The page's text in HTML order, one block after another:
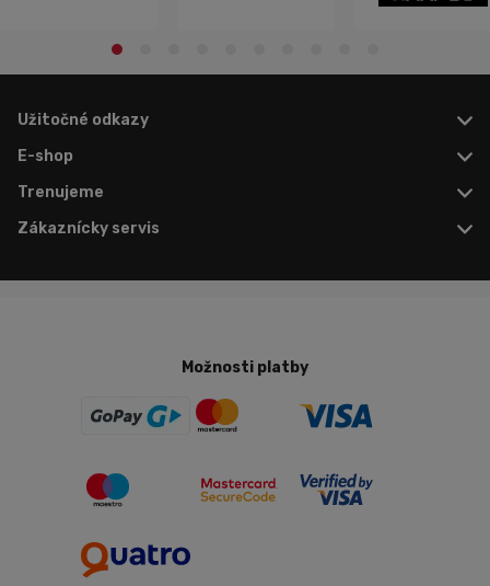
Užitočné odkazy
E-shop
Trenujeme
Zákaznícky servis
Možnosti platby